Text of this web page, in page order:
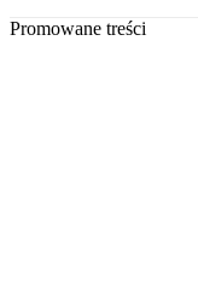
Promowane treści